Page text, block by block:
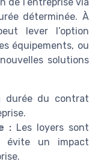
déterminée. À
lever l’option
équipements, ou
solutions
du contrat
: Les loyers sont
évite un impact